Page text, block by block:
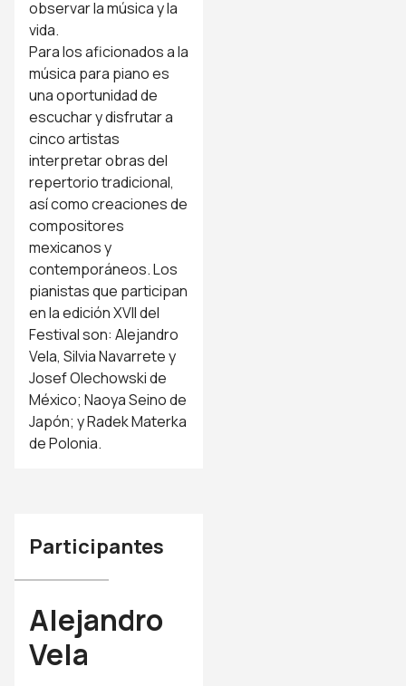
observar la música y la
vida.
Para los aficionados a la
música para piano es
una oportunidad de
escuchar y disfrutar a
cinco artistas
interpretar obras del
repertorio tradicional,
así como creaciones de
compositores
mexicanos y
contemporáneos. Los
pianistas que participan
en la edición XVII del
Festival son: Alejandro
Vela, Silvia Navarrete y
Josef Olechowski de
México; Naoya Seino de
Japón; y Radek Materka
de Polonia.
Participantes
Alejandro
Vela